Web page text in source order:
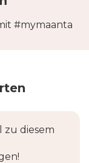
#mymaanta
zu diesem